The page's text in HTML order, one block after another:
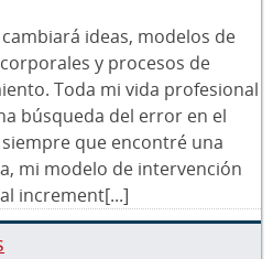
ideas, modelos de
y procesos de
Toda mi vida profesional
búsqueda del error en el
que encontré una
mi modelo de intervención
increment[...]